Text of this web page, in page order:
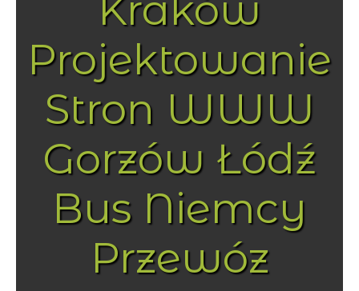
Projektowanie
Stron WWW
Gorzów Łódź
Bus Niemcy
Przewóz